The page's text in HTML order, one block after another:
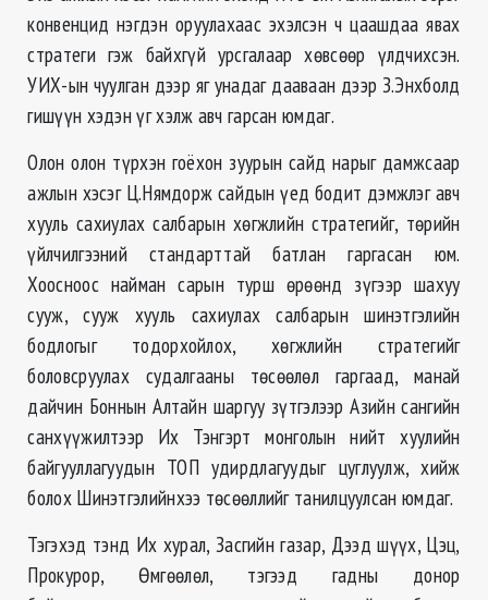
конвенцид нэгдэн оруулахаас эхэлсэн ч цаашдаа явах
стратеги гэж байхгүй урсгалаар хөвсөөр үлдчихсэн.
УИХ-ын чуулган дээр яг унадаг дааваан дээр З.Энхболд
гишүүн хэдэн үг хэлж авч гарсан юмдаг.
Олон олон түрхэн гоёхон зуурын сайд нарыг дамжсаар
ажлын хэсэг Ц.Нямдорж сайдын үед бодит дэмжлэг авч
хууль сахиулах салбарын хөгжлийн стратегийг, төрийн
үйлчилгээний стандарттай батлан гаргасан юм.
Хоосноос найман сарын турш өрөөнд зүгээр шахуу
сууж, сууж хууль сахиулах салбарын шинэтгэлийн
бодлогыг тодорхойлох, хөгжлийн стратегийг
боловсруулах судалгааны төсөөлөл гаргаад, манай
дайчин Боннын Алтайн шаргуу зүтгэлээр Азийн сангийн
санхүүжилтээр Их Тэнгэрт монголын нийт хуулийн
байгууллагуудын ТОП удирдлагуудыг цуглуулж, хийж
болох Шинэтгэлийнхээ төсөөллийг танилцуулсан юмдаг.
Тэгэхэд тэнд Их хурал, Засгийн газар, Дээд шүүх, Цэц,
Прокурор, Өмгөөлөл, тэгээд гадны донор